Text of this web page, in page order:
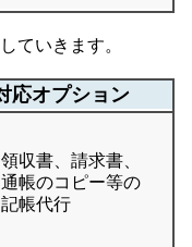
ていきます。
応オプション
領収書、請求書、
通帳のコピー等の
記帳代行